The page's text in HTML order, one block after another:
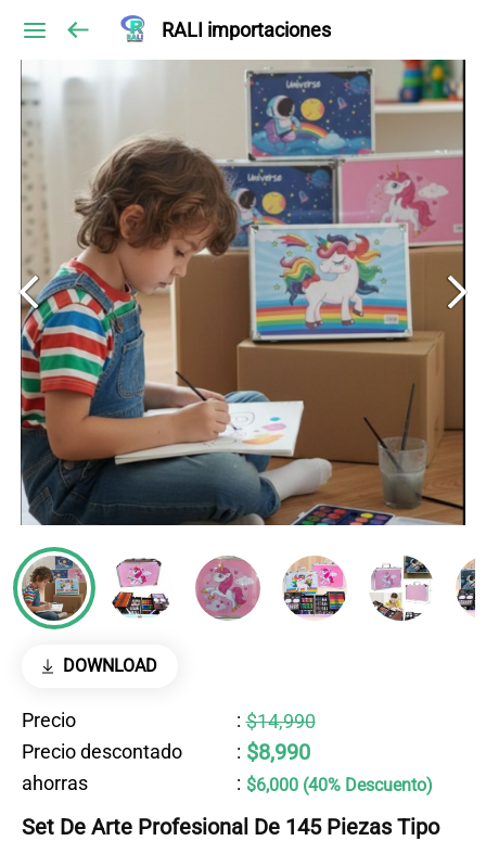
RALI importaciones
DOWNLOAD
Precio : $14,990
Precio descontado
: $8,990
ahorras : $6,000 (40% Descuento)
Set De Arte Profesional De 145 Piezas Tipo